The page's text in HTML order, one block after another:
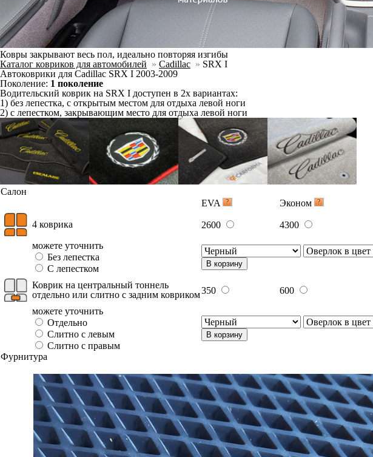
Ковры закрывают весь пол, идеально повторяя изгибы
Каталог ковриков для автомобилей » Cadillac » SRX I
Автоковрики для Cadillac SRX I 2003-2009
Поколение: 1 поколение
Водительский коврик на SRX I доступен в 2х вариантах:
1) без лепестка, с открытым местом для отдыха левой ноги
2) с лепестком, закрывающим место для отдыха левой ноги
Салон
EVA
Эконом
4 коврика 2600 4300
можете уточнить
Без лепестка
С лепестком
В корзину
Коврик на центральный тоннель
отдельно или слитно с задним ковриком350 600
можете уточнить
Отдельно
Слитно с левым
Слитно с правым
В корзину
Фурнитура